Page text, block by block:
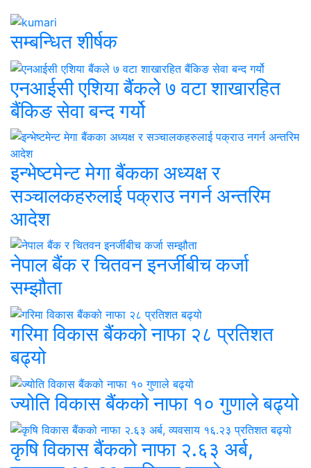
सम्बन्धित शीर्षक
एनआईसी एशिया बैंकले ७ वटा शाखारहित
बैंकिङ सेवा बन्द गर्यो
इन्भेष्टमेन्ट मेगा बैंकका अध्यक्ष र
सञ्चालकहरुलाई पक्राउ नगर्न अन्तरिम
आदेश
नेपाल बैंक र चितवन इनर्जीबीच कर्जा
सम्झौता
गरिमा विकास बैंकको नाफा २८ प्रतिशत
बढ्यो
ज्योति विकास बैंकको नाफा १० गुणाले बढ्यो
कृषि विकास बैंकको नाफा २.६३ अर्ब,